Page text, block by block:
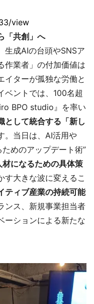
view
「共創」へ
生成AIの台頭やSNSア
作業者」の付加価値は
イターが孤独な労働と
ベントでは、100名超
BPO studio』を率い
として統合する「新し
。当日は、AI活用や
めのアップデート術”
になるための具体策
す大きな波に変えるこ
ティブ産業の持続可能
ンス、新規事業担当者
ーションによる新たな